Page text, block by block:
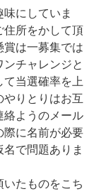
にしていま
住所をかして頂
は一募集では
チャレンジと
て当選確率を上
やりとりはお互
絡ようのメール
際に名前が必要
で問題ありま
たものをこち